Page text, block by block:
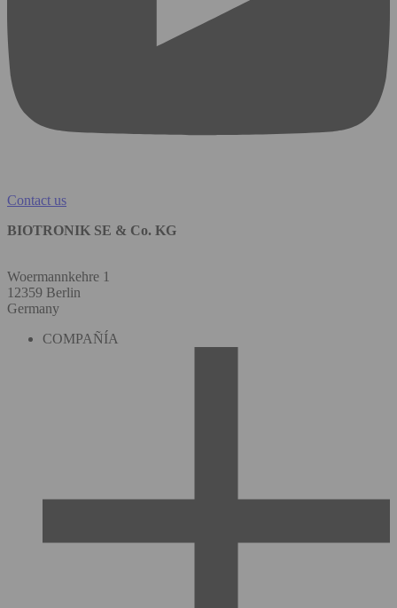
Contact us
BIOTRONIK SE & Co. KG
Woermannkehre 1
12359 Berlin
Germany
COMPAÑÍA